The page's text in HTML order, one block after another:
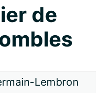
de
Lembron